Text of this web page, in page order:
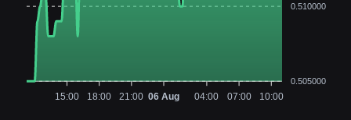
0.510000
0.505000
15:00 18:00 21:00 06 Aug 04:00 07:00 10:00